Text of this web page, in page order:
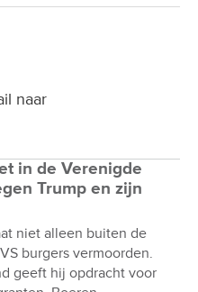
naar
in de Verenigde
Trump en zijn
niet alleen buiten de
burgers vermoorden.
geeft hij opdracht voor